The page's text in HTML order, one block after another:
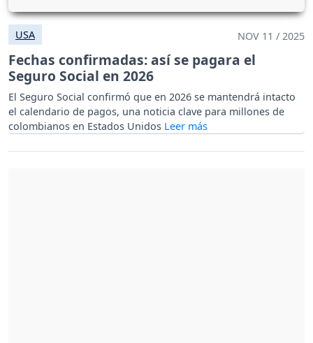
USA NOV 11 / 2025
Fechas confirmadas: así se pagara el
Seguro Social en 2026
El Seguro Social confirmó que en 2026 se mantendrá intacto
el calendario de pagos, una noticia clave para millones de
colombianos en Estados Unidos